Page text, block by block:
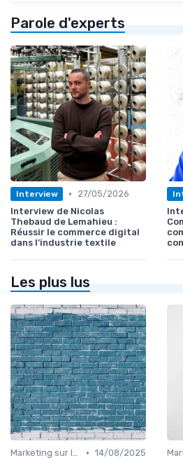
Parole d'experts
Interview •
27/05/2026
Interview de Nicolas
Thebaud de Lemahieu :
Réussir le commerce digital
dans l’industrie textile
Les plus lus
Marketing sur les Réseaux Sociaux • 14/08/2025